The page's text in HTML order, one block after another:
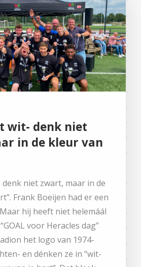
wit- denk niet
in de kleur van
niet zwart, maar in de
Frank Boeijen had er een
hij heeft niet helemáál
voor Heracles dag”
het logo van 1974-
en dénken ze in “wit-